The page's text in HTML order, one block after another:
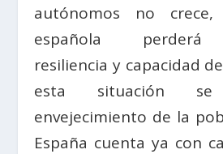
autónomos no
española perderá
resiliencia y capacidad
esta situación
envejecimiento de la
España cuenta ya con